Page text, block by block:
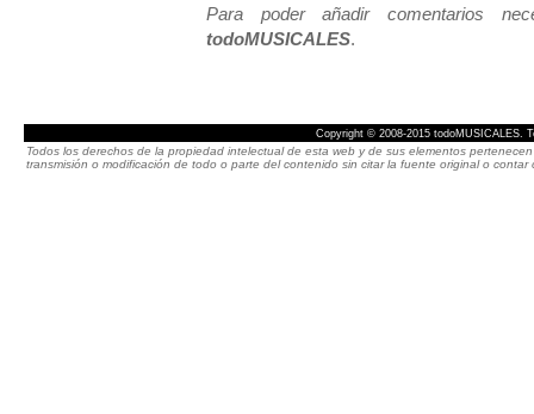
Para poder añadir comentarios
todoMUSICALES.
Copyright © 2008-2015 todoMUSICALES.
Todos los derechos de la propiedad intelectual de esta web y de sus elementos
transmisión o modificación de todo o parte del contenido sin citar la fuente original o